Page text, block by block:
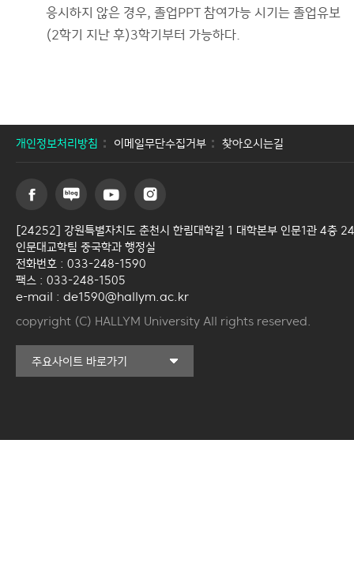
응시하지 않은 경우, 졸업PPT 참여가능 시기는 졸업유보
(2학기 지난 후)3학기부터 가능하다.
개인정보처리방침 이메일무단수집거부 찾아오시는길
[24252] 강원특별자치도 춘천시 한림대학길 1 대학본부 인문1관 4층
인문대교학팀 중국학과 행정실
전화번호 : 033-248-1590
팩스 : 033-248-1505
e-mail : de1590@hallym.ac.kr
copyright (C) HALLYM University All rights reserved.
주요사이트 바로가기
커뮤니티교육원
국제학생증신청